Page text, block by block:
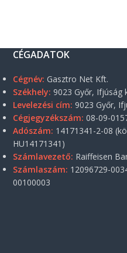
CÉGADATOK
Cégnév: Gasztro Net Kft.
Székhely: 9023 Győr, Ifjúság
Levelezési cím: 9023 Győr,
Cégjegyzékszám: 08-09-
Adószám: 14171341-2-08
HU14171341)
Számlavezető: Raiffeisen
Számlaszám: 12096729-
00100003